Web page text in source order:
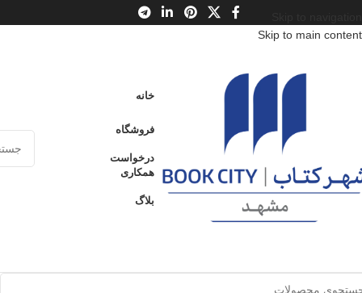
Skip to main content
خانه
فروشگاه
درخواست
همکاری
بلاگ